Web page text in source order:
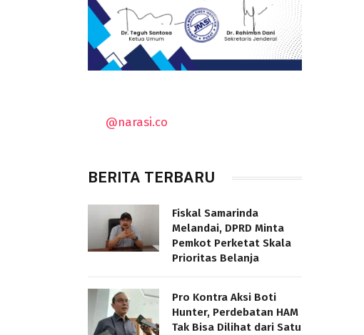
@narasi.co
BERITA TERBARU
Fiskal Samarinda
Melandai, DPRD Minta
Pemkot Perketat Skala
Prioritas Belanja
Pro Kontra Aksi Boti
Hunter, Perdebatan HAM
Tak Bisa Dilihat dari Satu